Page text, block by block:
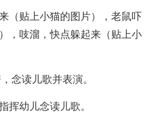
贴上小猫的图片），老鼠吓
，吱溜，快点躲起来（贴上小
读儿歌并表演。
幼儿念读儿歌。